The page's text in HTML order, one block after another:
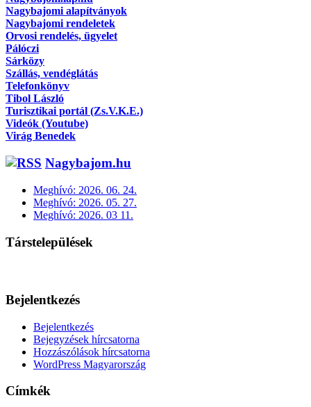
Nagybajomi alapítványok
Nagybajomi rendeletek
Orvosi rendelés, ügyelet
Pálóczi
Sárközy
Szállás, vendéglátás
Telefonkönyv
Tibol László
Turisztikai portál (Zs.V.K.E.)
Videók (Youtube)
Virág Benedek
Nagybajom.hu
Meghívó: 2026. 06. 24.
Meghívó: 2026. 05. 27.
Meghívó: 2026. 03 11.
Társtelepülések
Bejelentkezés
Bejelentkezés
Bejegyzések hírcsatorna
Hozzászólások hírcsatorna
WordPress Magyarország
Címkék